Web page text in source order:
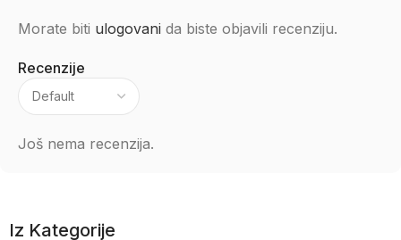
Recenzije
Još nema recenzija.
Morate biti ulogovani da biste objavili recenziju.
Iz Kategorije